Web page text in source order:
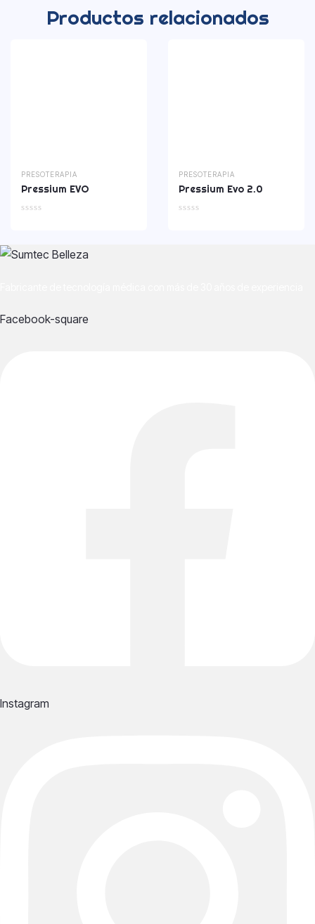
Productos relacionados
PRESOTERAPIA
Pressium EVO
PRESOTERAPIA
Pressium Evo 2.0
Facebook-square
Instagram